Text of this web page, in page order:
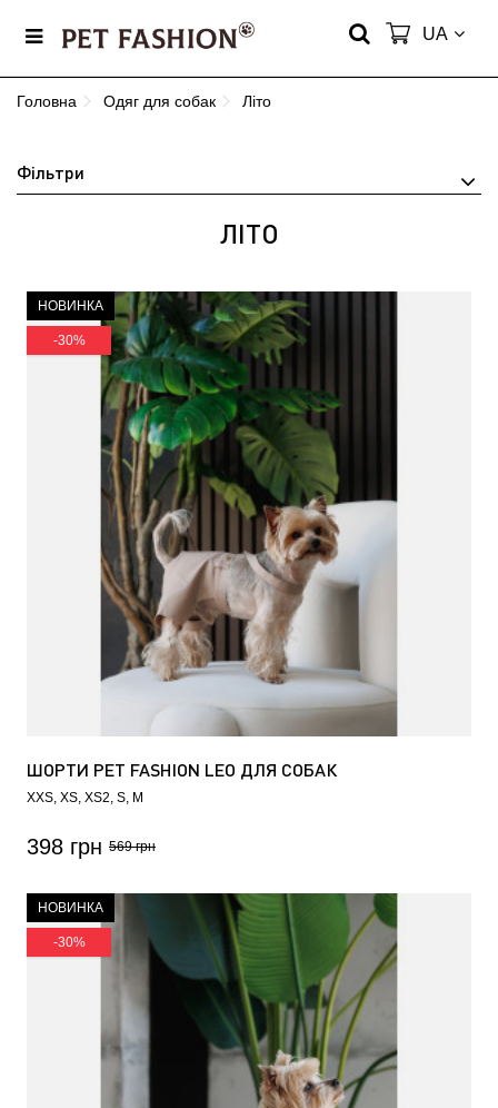
UA
Головна Одяг для собак Літо
Фільтри
ЛІТО
НОВИНКА
-30%
ШОРТИ PET FASHION LEO ДЛЯ СОБАК
XXS XS XS2 S M
398 грн 569 грн
НОВИНКА
-30%